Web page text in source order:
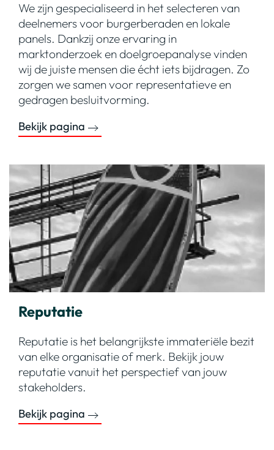
We zijn gespecialiseerd in het selecteren van
deelnemers voor burgerberaden en lokale
panels. Dankzij onze ervaring in
marktonderzoek en doelgroepanalyse vinden
wij de juiste mensen die écht iets bijdragen. Zo
zorgen we samen voor representatieve en
gedragen besluitvorming.
Bekijk pagina
Reputatie
Reputatie is het belangrijkste immateriële bezit
van elke organisatie of merk. Bekijk jouw
reputatie vanuit het perspectief van jouw
stakeholders.
Bekijk pagina